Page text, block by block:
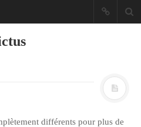
différents pour plus de